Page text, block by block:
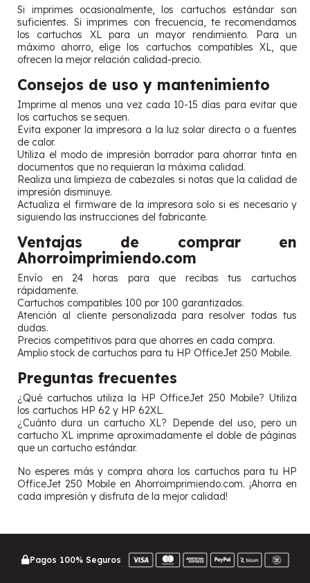
Si imprimes ocasionalmente, los cartuchos estándar son
suficientes. Si imprimes con frecuencia, te recomendamos
los cartuchos XL para un mayor rendimiento. Para un
máximo ahorro, elige los cartuchos compatibles XL, que
ofrecen la mejor relación calidad-precio.
Consejos de uso y mantenimiento
Imprime al menos una vez cada 10-15 días para evitar que
los cartuchos se sequen.
Evita exponer la impresora a la luz solar directa o a fuentes
de calor.
Utiliza el modo de impresión borrador para ahorrar tinta en
documentos que no requieran la máxima calidad.
Realiza una limpieza de cabezales si notas que la calidad de
impresión disminuye.
Actualiza el firmware de la impresora solo si es necesario y
siguiendo las instrucciones del fabricante.
Ventajas de comprar en
Ahorroimprimiendo.com
Envío en 24 horas para que recibas tus cartuchos
rápidamente.
Cartuchos compatibles 100 por 100 garantizados.
Atención al cliente personalizada para resolver todas tus
dudas.
Precios competitivos para que ahorres en cada compra.
Amplio stock de cartuchos para tu HP OfficeJet 250 Mobile.
Preguntas frecuentes
¿Qué cartuchos utiliza la HP OfficeJet 250 Mobile? Utiliza
los cartuchos HP 62 y HP 62XL.
¿Cuánto dura un cartucho XL? Depende del uso, pero un
cartucho XL imprime aproximadamente el doble de páginas
que un cartucho estándar.
No esperes más y compra ahora los cartuchos para tu HP
OfficeJet 250 Mobile en Ahorroimprimiendo.com. ¡Ahorra en
cada impresión y disfruta de la mejor calidad!
Pagos 100% Seguros